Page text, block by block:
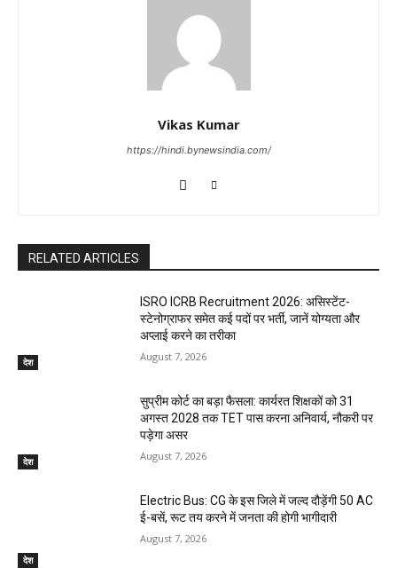
Vikas Kumar
https://hindi.bynewsindia.com/
RELATED ARTICLES
देश
ISRO ICRB Recruitment 2026: असिस्टेंट-
स्टेनोग्राफर समेत कई पदों पर भर्ती, जानें योग्यता और
अप्लाई करने का तरीका
August 7, 2026
देश
सुप्रीम कोर्ट का बड़ा फैसला: कार्यरत शिक्षकों को 31
अगस्त 2028 तक TET पास करना अनिवार्य, नौकरी पर
पड़ेगा असर
August 7, 2026
देश
Electric Bus: CG के इस जिले में जल्द दौड़ेंगी 50 AC
ई-बसें, रूट तय करने में जनता की होगी भागीदारी
August 7, 2026